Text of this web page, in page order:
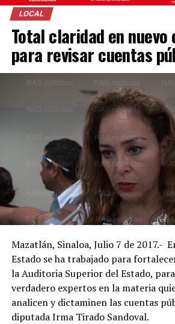
LOCAL
Total claridad en nuevo
para revisar cuentas
Mazatlán, Sinaloa, Julio 7 de 2017.-
Estado se ha trabajado para
la Auditoria Superior del Estado,
verdadero expertos en la materia
analicen y dictaminen las cuentas
diputada Irma Tirado Sandoval.